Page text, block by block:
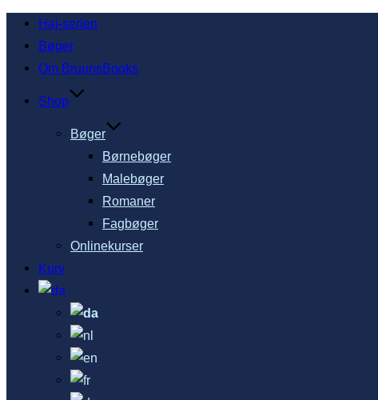
Haj-serien
Bøger
Om BruunsBooks
Shop
Bøger
Børnebøger
Malebøger
Romaner
Fagbøger
Onlinekurser
Kurv